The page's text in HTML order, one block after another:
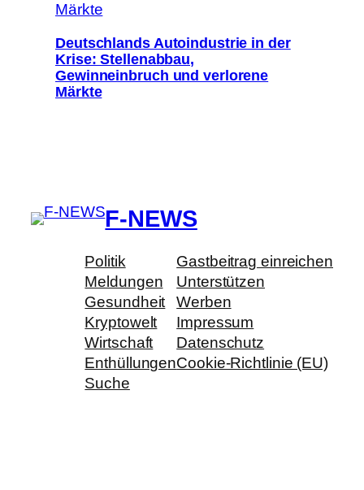
Deutschlands Autoindustrie in der
Krise: Stellenabbau,
Gewinneinbruch und verlorene
Märkte
F-NEWS
Politik
Meldungen
Gesundheit
Kryptowelt
Wirtschaft
Enthüllungen
Suche
Gastbeitrag einreichen
Unterstützen
Werben
Impressum
Datenschutz
Cookie-Richtlinie (EU)